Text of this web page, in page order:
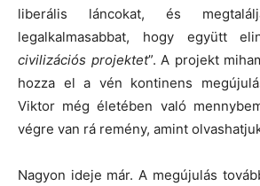
liberális láncokat, és
legalkalmasabbat, hogy együtt
civilizációs projektet”. A projekt
hozza el a vén kontinens
Viktor még életében való
végre van rá remény, amint
Nagyon ideje már. A megújulás